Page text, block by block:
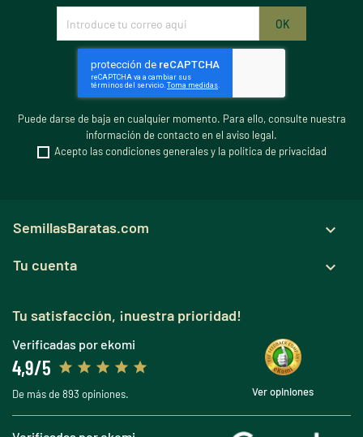
Puede darse de baja en cualquier momento. Para ello, consulte nuestra
información de contacto en el aviso legal.
Acepto las condiciones generales y la política de privacidad
SemillasBaratas.com 
Tu cuenta 
Tu satisfacción, ¡nuestra prioridad!
Verificadas por ekomi
4,9/5
De más de 893 opiniones. Ver opiniones